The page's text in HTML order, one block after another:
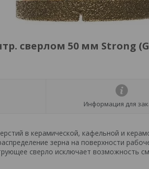
сверлом 50 мм Strong
Информация для
в керамической, кафельной и
зерна на поверхности
сверло исключает возможность